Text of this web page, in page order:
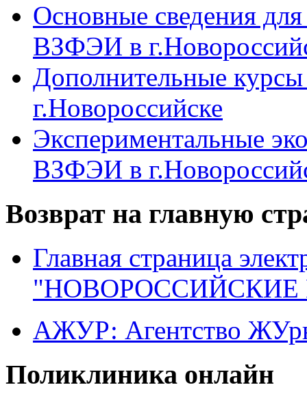
Основные сведения
ВЗФЭИ в
Дополнительные
г.Новороссийске
Экспериментальные
ВЗФЭИ в
Возврат на главную
Главная страница
"НОВОРОССИЙСКИЕ
АЖУР: Агентство
Поликлиника онлайн